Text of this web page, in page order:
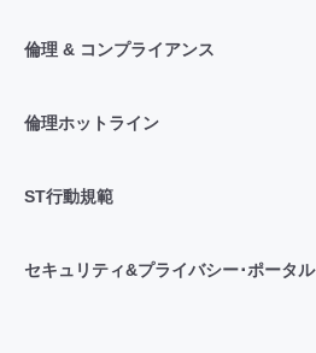
倫理 & コンプライアンス
倫理ホットライン
ST行動規範
セキュリティ&プライバシー･ポータル